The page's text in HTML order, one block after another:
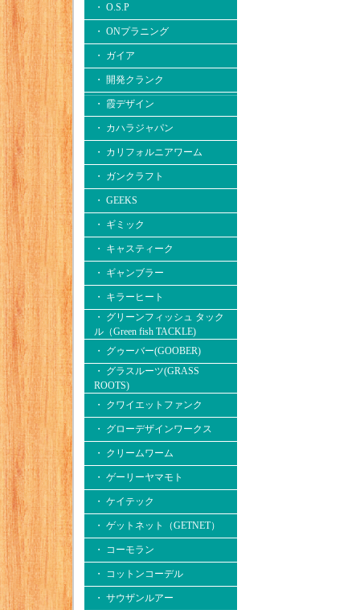
・ O.S.P
・ ONプラニング
・ ガイア
・ 開発クランク
・ 霞デザイン
・ カハラジャパン
・ カリフォルニアワーム
・ ガンクラフト
・ GEEKS
・ ギミック
・ キャスティーク
・ ギャンブラー
・ キラーヒート
・ グリーンフィッシュ タック
ル（Green fish TACKLE)
・ グゥーバー(GOOBER)
・ グラスルーツ(GRASS
ROOTS)
・ クワイエットファンク
・ グローデザインワークス
・ クリームワーム
・ ゲーリーヤマモト
・ ケイテック
・ ゲットネット（GETNET）
・ コーモラン
・ コットンコーデル
・ サウザンルアー